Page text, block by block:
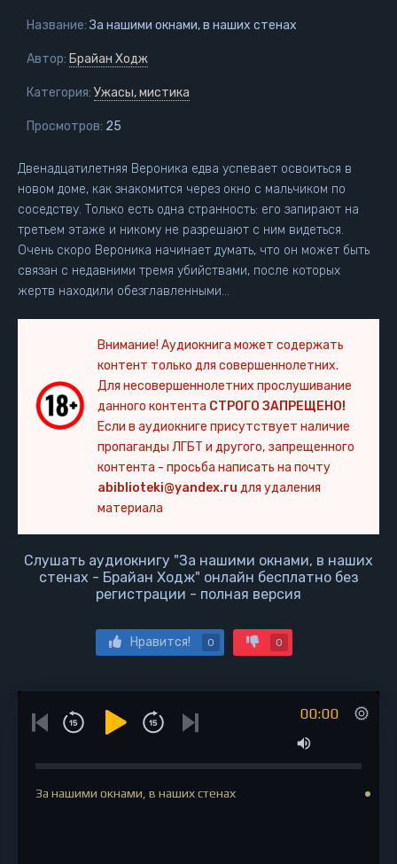
Название: За нашими окнами, в наших стенах
Автор: Брайан Ходж
Категория: Ужасы, мистика
Просмотров: 25
Двенадцатилетняя Вероника едва успевает освоиться в
новом доме, как знакомится через окно с мальчиком по
соседству. Только есть одна странность: его запирают на
третьем этаже и никому не разрешают с ним видеться.
Очень скоро Вероника начинает думать, что он может быть
связан с недавними тремя убийствами, после которых
жертв находили обезглавленными...
Внимание! Аудиокнига может содержать
контент только для совершеннолетних.
Для несовершеннолетних прослушивание
данного контента СТРОГО ЗАПРЕЩЕНО!
Если в аудиокниге присутствует наличие
пропаганды ЛГБТ и другого, запрещенного
контента - просьба написать на почту
abiblioteki@yandex.ru для удаления
материала
Слушать аудиокнигу "За нашими окнами, в наших
стенах - Брайан Ходж" онлайн бесплатно без
регистрации - полная версия
Нравится! 0 0
00:00
За нашими окнами, в наших стенах